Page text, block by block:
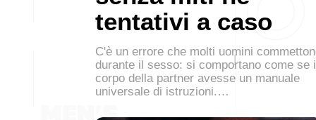
tentativi a caso
C'è un errore che molti uomini
durante il sesso: si comportano come se
corpo della partner avesse un manuale
universale di istruzioni.…